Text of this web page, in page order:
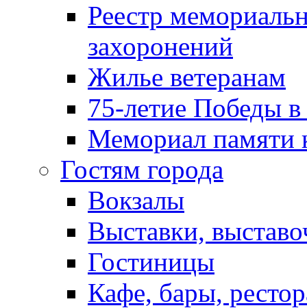
Реестр
захоронений
Жилье ветеранам
75-летие Победы
Мемориал памяти
Гостям города
Вокзалы
Выставки,
Гостиницы
Кафе, бары,